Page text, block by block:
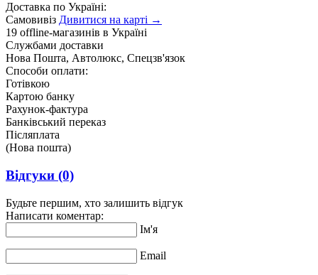
Доставка по Україні:
Самовивіз Дивитися на карті →
19 offline-магазинів в Україні
Службами доставки
Нова Пошта, Автолюкс, Спецзв'язок
Способи оплати:
Готівкою
Картою банку
Рахунок-фактура
Банківський переказ
Післяплата
(Нова пошта)
Відгуки (0)
Будьте першим, хто залишить відгук
Написати коментар:
Ім'я
Email